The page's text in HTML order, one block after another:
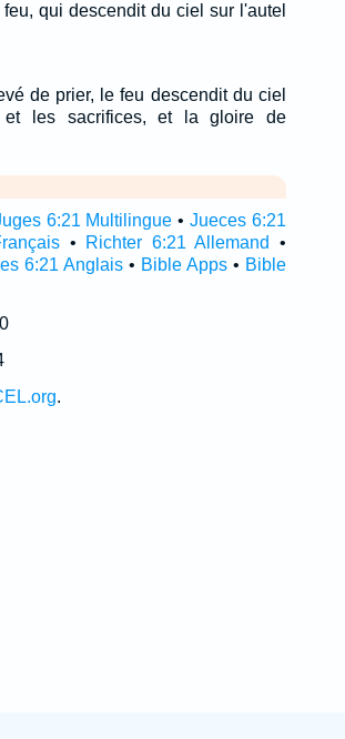
qui descendit du ciel sur l'autel
de prier, le feu descendit du ciel
et les sacrifices, et la gloire de
6:21 Multilingue •Jueces 6:21
• Richter 6:21 Allemand
•
6:21 Anglais • Bible Apps • Bible
.